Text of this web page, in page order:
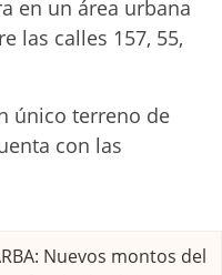
en un área urbana
las calles 157, 55,
único terreno de
con las
Nuevos montos del